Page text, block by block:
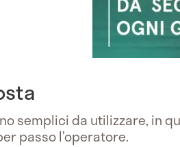
semplici da utilizzare, in
passo l’operatore.